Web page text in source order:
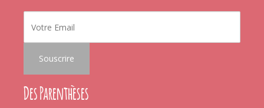
Des Parenthèses